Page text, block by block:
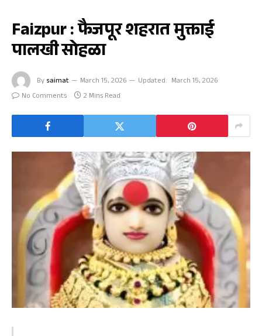
Faizpur : फैजपूर शहरात मुक्ताई
पालखी सोहळा
By saimat March 15, 2026 Updated: March 15, 2026
No Comments
2 Mins Read